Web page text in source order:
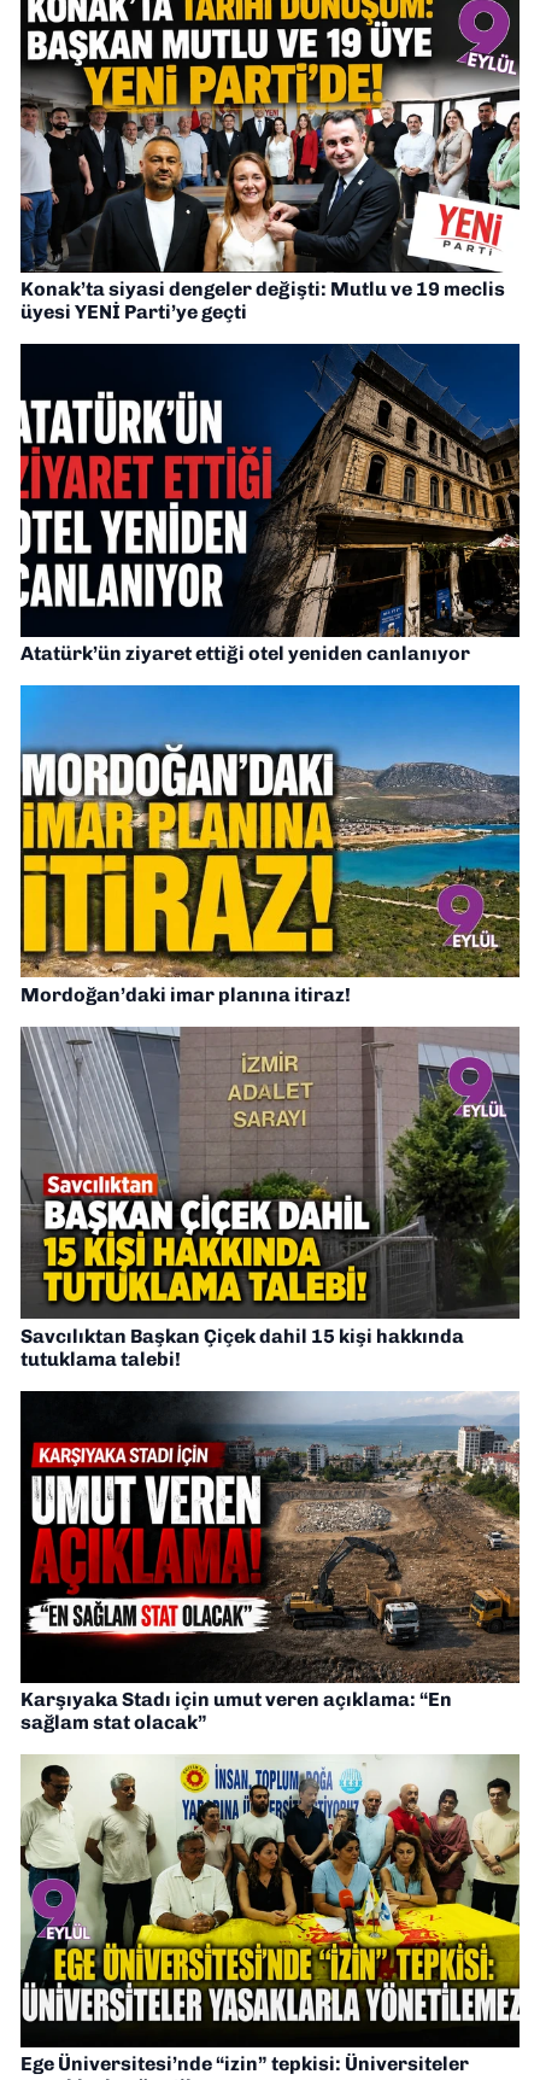
Konak’ta siyasi dengeler değişti: Mutlu ve 19 meclis
üyesi YENİ Parti’ye geçti
Atatürk’ün ziyaret ettiği otel yeniden canlanıyor
Mordoğan’daki imar planına itiraz!
Savcılıktan Başkan Çiçek dahil 15 kişi hakkında
tutuklama talebi!
Karşıyaka Stadı için umut veren açıklama: “En
sağlam stat olacak”
Ege Üniversitesi’nde “izin” tepkisi: Üniversiteler